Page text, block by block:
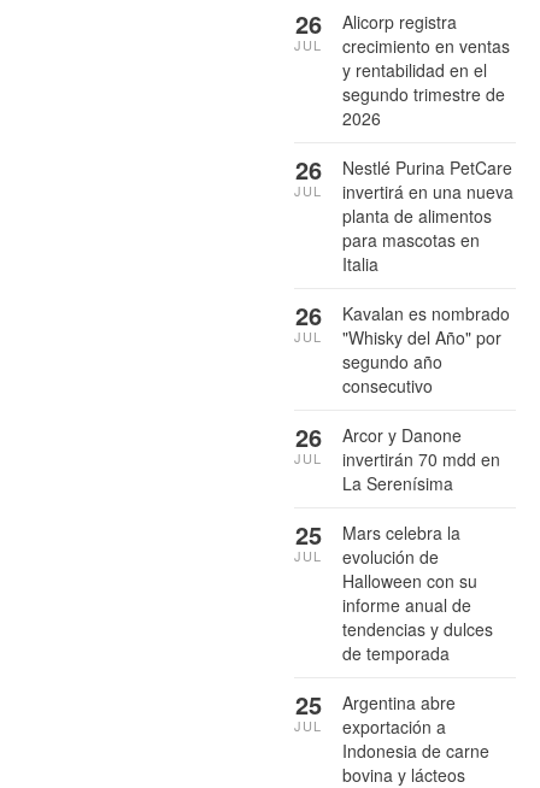
Alicorp registra
crecimiento en ventas
y rentabilidad en el
segundo trimestre de
2026
26
JUL
Nestlé Purina PetCare
invertirá en una nueva
planta de alimentos
para mascotas en
Italia
26
JUL
Kavalan es nombrado
"Whisky del Año" por
segundo año
consecutivo
26
JUL
Arcor y Danone
invertirán 70 mdd en
La Serenísima
26
JUL
Mars celebra la
evolución de
Halloween con su
informe anual de
tendencias y dulces
de temporada
25
JUL
Argentina abre
exportación a
Indonesia de carne
bovina y lácteos
25
JUL